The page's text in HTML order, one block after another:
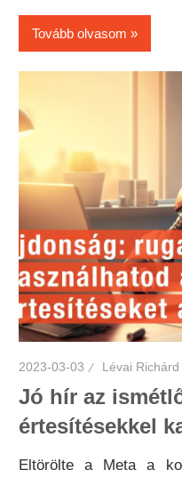
Tovább olvasom
2023-03-03 Lévai Richárd
Jó hír az
értesítésekkel
Eltörölte a Meta a